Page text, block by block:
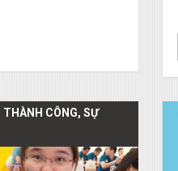
THÀNH CÔNG, SỰ